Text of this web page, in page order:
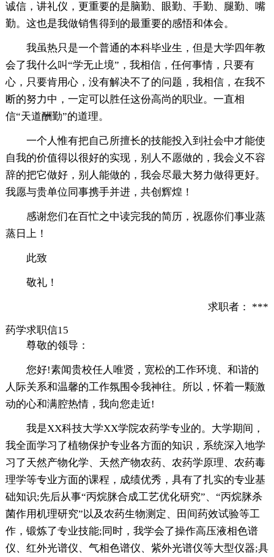
诚信，讲礼仪，更重要的是脑勤、眼勤、手勤、腿勤、嘴
勤。这也是我做销售得到的最重要的感悟和体会。
我虽热只是一个普通的本科毕业生，但是大学四年教
会了我什么叫“学无止境”，我相信，任何事情，只要有
心，只要肯用心，没有解决不了的问题，我相信，在我不
断的努力中，一定可以胜任这份高尚的职业。一直相
信“天道酬勤”的道理。
一个人惟有把自己所擅长的技能投入到社会中才能使
自我的价值得以很好的实现，别人不愿做的，我会义不容
辞的把它做好，别人能做的，我会尽最大努力做得更好。
我愿与贵单位同事携手并进，共创辉煌！
感谢您们在百忙之中读完我的简历，祝愿你们事业蒸
蒸日上！
此致
敬礼！
求职者： ***
药学求职信15
尊敬的领导：
您好!素闻贵校任人唯贤，宽松的工作环境、和谐的
人际关系和温馨的工作氛围令我神往。所以，怀着一颗激
动的心和满腔热情，我向您走近!
我是XX科技大学XX学院农药学专业的。大学期间，
我全面学习了植物保护专业各方面的知识，系统深入地学
习了天然产物化学、天然产物农药、农药学原理、农药毒
理学等专业方面的课程，成绩优秀，具有了扎实的专业基
础知识;先后从事“丙烷脒合成工艺优化研究”、“丙烷脒杀
菌作用机理研究”以及农药生物测定、田间药效试验等工
作，锻炼了专业技能;同时，我学会了操作高压液相色谱
仪、红外光谱仪、气相色谱仪、紫外光谱仪等大型仪器;具